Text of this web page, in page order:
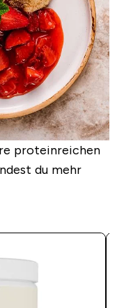
proteinreichen
du mehr